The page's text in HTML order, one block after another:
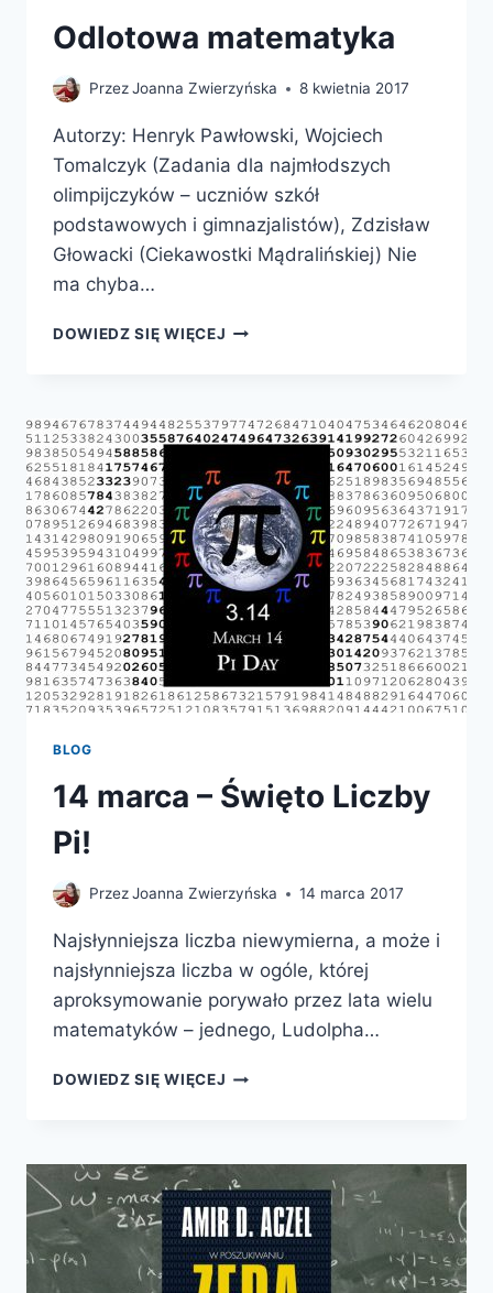
Odlotowa matematyka
PrzezJoanna Zwierzyńska 8 kwietnia 2017
Autorzy: Henryk Pawłowski, Wojciech
Tomalczyk (Zadania dla najmłodszych
olimpijczyków – uczniów szkół
podstawowych i gimnazjalistów), Zdzisław
Głowacki (Ciekawostki Mądralińskiej) Nie
ma chyba…
DOWIEDZ SIĘ WIĘCEJ ODLOTOWA
BLOG
14 marca – Święto Liczby
Pi!
PrzezJoanna Zwierzyńska 14 marca 2017
Najsłynniejsza liczba niewymierna, a może i
najsłynniejsza liczba w ogóle, której
aproksymowanie porywało przez lata wielu
matematyków – jednego, Ludolpha…
DOWIEDZ SIĘ WIĘCEJ 14
LICZBY
PI!